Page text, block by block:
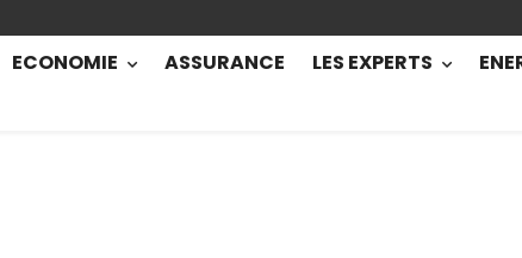
ECONOMIE ASSURANCE LES EXPERTS